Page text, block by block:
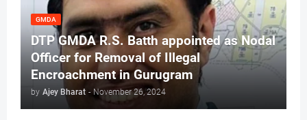
GMDA
DTP GMDA R.S. Batth appointed as Nodal
Officer for Removal of Illegal
Encroachment in Gurugram
by Ajey Bharat - November 26, 2024